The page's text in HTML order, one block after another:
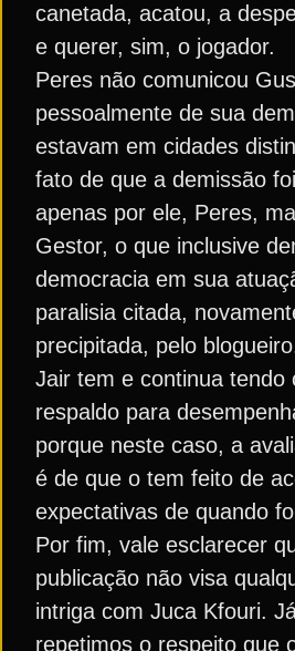
canetada, acatou, a
e querer, sim, o jogador.
Peres não comunicou
pessoalmente de sua
estavam em cidades
fato de que a demissão
apenas por ele, Peres,
Gestor, o que inclusive
democracia em sua
paralisia citada,
precipitada, pelo
Jair tem e continua tendo
respaldo para
porque neste caso, a
é de que o tem feito de
expectativas de quando
Por fim, vale esclarecer
publicação não visa
intriga com Juca Kfouri.
repetimos o respeito que